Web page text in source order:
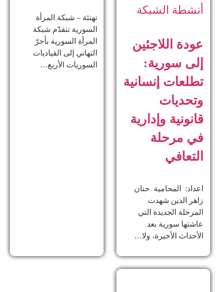
أنشطة الشبكة
عودة اللاجئين
إلى سورية:
تطلعات إنسانية
وتحديات
قانونية وإدارية
في مرحلة
التعافي
اعداد: المحامية حنان
زاهر الدين ​شهدت
المرحلة الجديدة التي
عاشتها سورية بعد
الأحداث الأخيرة، ولا…
تهنئة – شبكة المرأة
السورية تتقدّم شبكة
المرأة السورية بأحرّ
التهاني إلى القياديات
السوريات الأربع…